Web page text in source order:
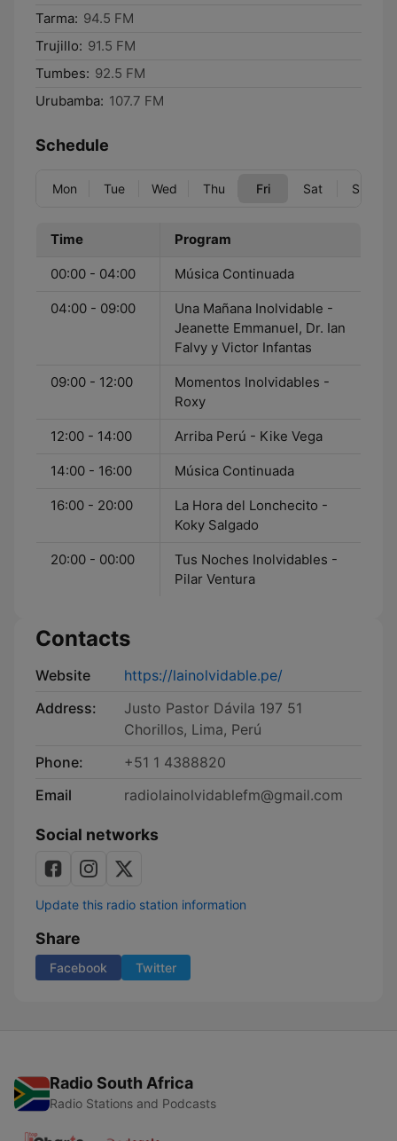
Tarma: 94.5 FM
Trujillo: 91.5 FM
Tumbes: 92.5 FM
Urubamba: 107.7 FM
Schedule
Mon Tue Wed Thu Fri Sat Sun
Time Program
00:00 - 04:00 Música Continuada
04:00 - 09:00
Una Mañana Inolvidable -
Jeanette Emmanuel, Dr. Ian
Falvy y Victor Infantas
09:00 - 12:00
Momentos Inolvidables -
Roxy
12:00 - 14:00 Arriba Perú - Kike Vega
14:00 - 16:00 Música Continuada
16:00 - 20:00
La Hora del Lonchecito -
Koky Salgado
20:00 - 00:00
Tus Noches Inolvidables -
Pilar Ventura
Contacts
Website
https://lainolvidable.pe/
Address:
Justo Pastor Dávila 197 51
Chorillos, Lima, Perú
Phone:
+51 1 4388820
Email
radiolainolvidablefm@gmail.com
Social networks
Update this radio station information
Share
Facebook Twitter
Radio South Africa
Radio Stations and Podcasts